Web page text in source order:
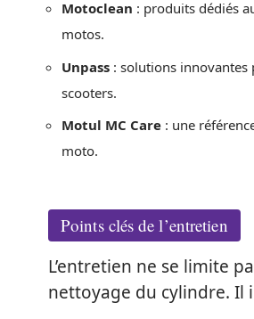
Motoclean : produits dédiés
motos.
Unpass : solutions innovantes
scooters.
Motul MC Care : une
moto.
Points clés de l’entretien
L’entretien ne se limite
nettoyage du cylindre. Il